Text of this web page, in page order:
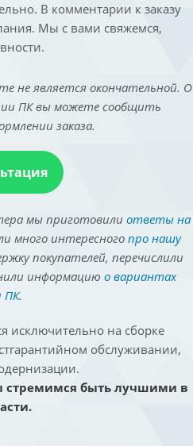
В комментарии к заказу
Мы с вами свяжемся,
не является окончательной. О
ПК вы можете сообщить
заказа.
мы приготовили ответы на
много интересного про нашу
покупателей, перечислили
информацию о вариантах
ПК.
исключительно на сборке
обслуживании,
стремимся быть лучшими в